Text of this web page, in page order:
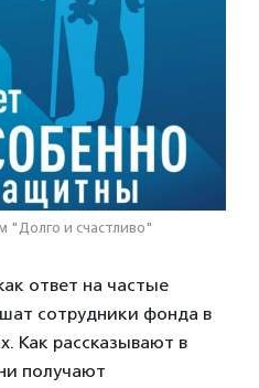
и счастливо"
ответ на частые
сотрудники фонда в
Как рассказывают в
получают